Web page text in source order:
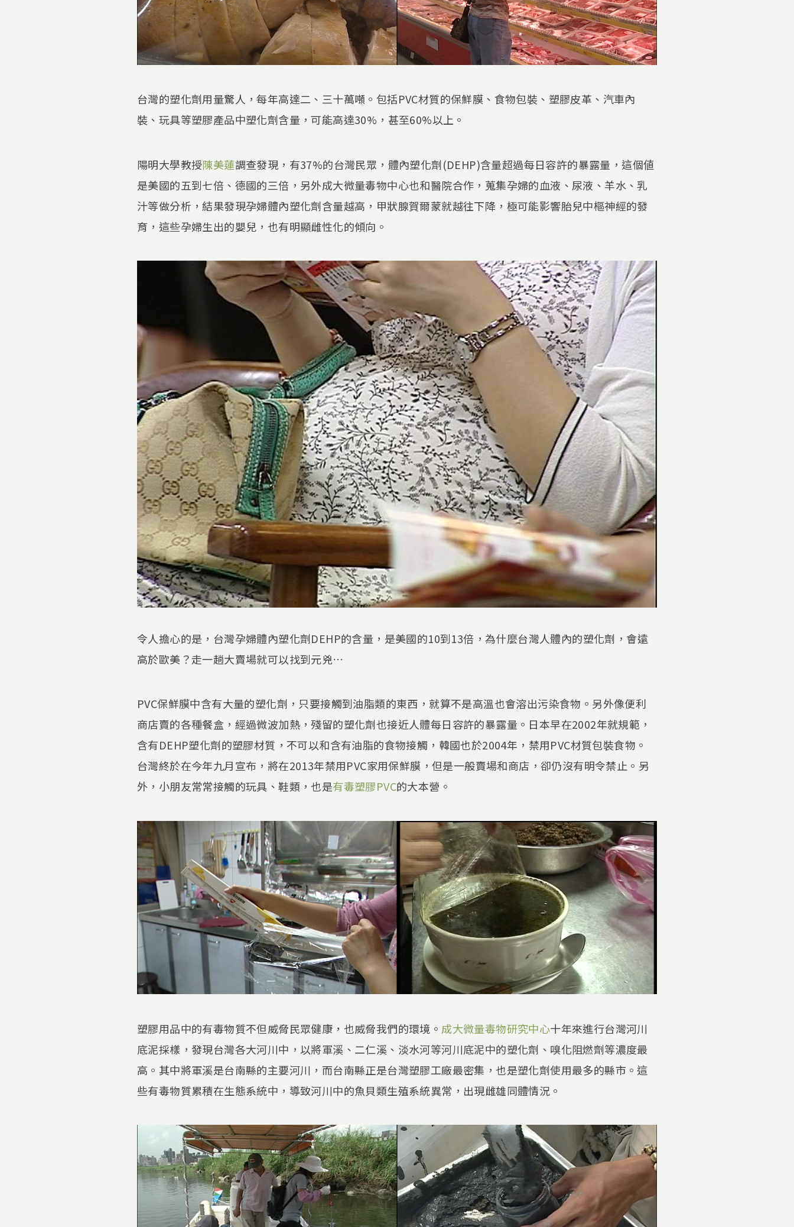
台灣的塑化劑用量驚人，每年高達二、三十萬噸。包括PVC材質的保鮮膜、食物包裝、塑膠皮革、汽車內
裝、玩具等塑膠產品中塑化劑含量，可能高達30%，甚至60%以上。
陽明大學教授陳美蓮調查發現，有37%的台灣民眾，體內塑化劑(DEHP)含量超過每日容許的暴露量，這個値
是美國的五到七倍、德國的三倍，另外成大微量毒物中心也和醫院合作，蒐集孕婦的血液、尿液、羊水、乳
汁等做分析，結果發現孕婦體內塑化劑含量越高，甲狀腺賀爾蒙就越往下降，極可能影響胎兒中樞神經的發
育，這些孕婦生出的嬰兒，也有明顯雌性化的傾向。
令人擔心的是，台灣孕婦體內塑化劑DEHP的含量，是美國的10到13倍，為什麼台灣人體內的塑化劑，會遠
高於歐美？走一趟大賣場就可以找到元兇…
PVC保鮮膜中含有大量的塑化劑，只要接觸到油脂類的東西，就算不是高溫也會溶出污染食物。另外像便利
商店賣的各種餐盒，經過微波加熱，殘留的塑化劑也接近人體每日容許的暴露量。日本早在2002年就規範，
含有DEHP塑化劑的塑膠材質，不可以和含有油脂的食物接觸，韓國也於2004年，禁用PVC材質包裝食物。
台灣終於在今年九月宣布，將在2013年禁用PVC家用保鮮膜，但是一般賣場和商店，卻仍沒有明令禁止。另
外，小朋友常常接觸的玩具、鞋類，也是有毒塑膠PVC的大本營。
塑膠用品中的有毒物質不但威脅民眾健康，也威脅我們的環境。 成大微量毒物研究中心十年來進行台灣河川
底泥採樣，發現台灣各大河川中，以將軍溪、二仁溪、淡水河等河川底泥中的塑化劑、嗅化阻燃劑等濃度最
高。其中將軍溪是台南縣的主要河川，而台南縣正是台灣塑膠工廠最密集，也是塑化劑使用最多的縣市。這
些有毒物質累積在生態系統中，導致河川中的魚貝類生殖系統異常，出現雌雄同體情況。